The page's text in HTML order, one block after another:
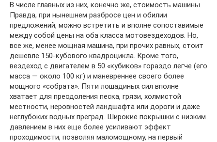
В числе главных из них, конечно же, стоимость машины.
Правда, при нынешнем разбросе цен и обилии
предложений, можно встретить и вполне сопоставимые
между собой цены на оба класса мотовездеходов. Но,
все же, менее мощная машина, при прочих равных, стоит
дешевле 150-кубового квадроцикла. Кроме того,
вездеход с двигателем в 50 «кубиков» гораздо легче (его
масса — около 100 кг) и маневреннее своего более
мощного «собрата». Пяти лошадиных сил вполне
хватает для преодоления песка, грязи, холмистой
местности, неровностей ландшафта или дороги и даже
неглубоких водных преград. Широкие покрышки с низким
давлением в них еще более усиливают эффект
проходимости, позволяя маломощному, на первый